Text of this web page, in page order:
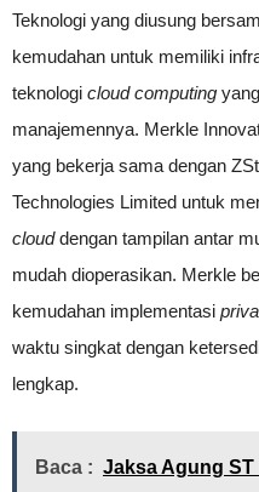
Teknologi yang diusung
kemudahan untuk memiliki
teknologi cloud computing
manajemennya. Merkle
yang bekerja sama dengan
Technologies Limited untuk
clouddengan tampilan antar
mudah dioperasikan. Merkle
kemudahan implementasi
waktu singkat dengan
lengkap.
Baca : Jaksa Agung